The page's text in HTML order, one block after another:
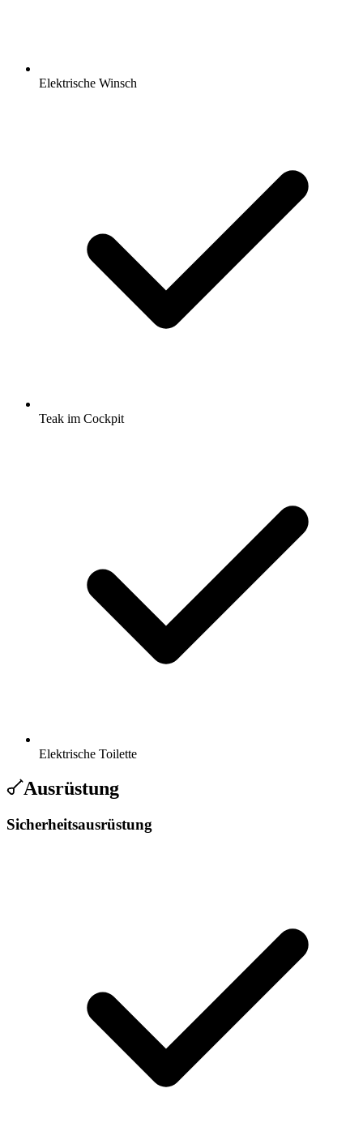
Elektrische Winsch
Teak im Cockpit
Elektrische Toilette
Ausrüstung
Sicherheitsausrüstung